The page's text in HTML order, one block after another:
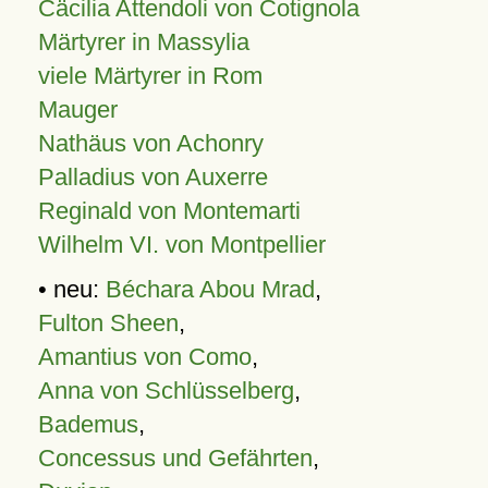
Cäcilia Attendoli von Cotignola
Märtyrer in Massylia
viele Märtyrer in Rom
Mauger
Nathäus von Achonry
Palladius von Auxerre
Reginald von Montemarti
Wilhelm VI. von Montpellier
• neu: Béchara Abou Mrad,
Fulton Sheen,
Amantius von Como,
Anna von Schlüsselberg,
Bademus,
Concessus und Gefährten,